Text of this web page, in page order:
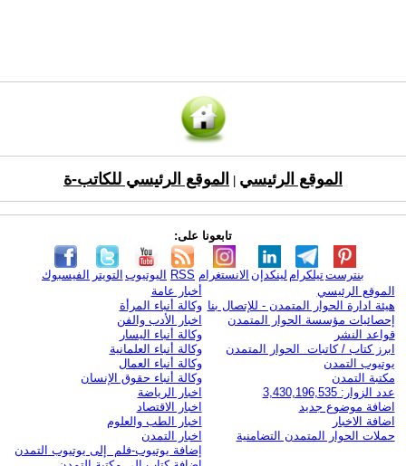
الموقع الرئيسي الموقع الرئيسي للكاتب-ة
تابعونا على:
الفيسبوك التويتر اليوتيوب RSS الانستغرام لينكدإن تيلكرامبنترست
الموقع الرئيسي
هيئة ادارة الحوار المتمدن - للإتصال بنا
إحصائيات مؤسسة الحوار المتمدن
قواعد النشر
ابرز كتاب / كاتبات الحوار المتمدن
يوتيوب التمدن
مكتبة التمدن
عدد الزوار: 3,430,196,535
اضافة موضوع جديد
اضافة الاخبار
حملات الحوار المتمدن التضامنية
أخبار عامة
وكالة أنباء المرأة
اخبار الأدب والفن
وكالة أنباء اليسار
وكالة أنباء العلمانية
وكالة أنباء العمال
وكالة أنباء حقوق الإنسان
اخبار الرياضة
اخبار الاقتصاد
اخبار الطب والعلوم
اخبار التمدن
إضافة يوتيوب-فلم إلى يوتيوب التمدن